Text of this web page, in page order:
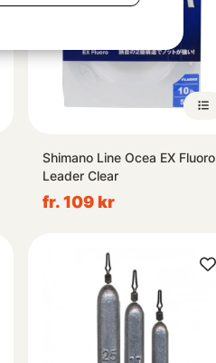
Shimano Line Ocea EX Fluoro
Leader Clear
fr. 109 kr